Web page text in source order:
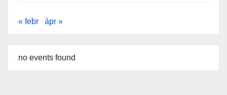
« febr ápr »
no events found